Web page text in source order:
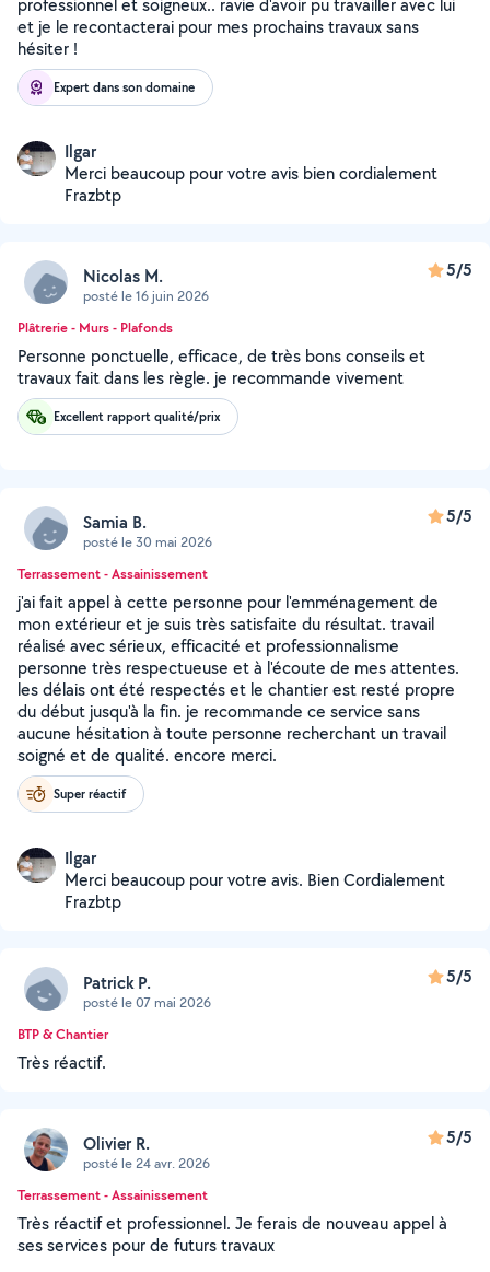
professionnel et soigneux.. ravie d'avoir pu travailler avec lui
et je le recontacterai pour mes prochains travaux sans
hésiter !
Expert dans son domaine
Ilgar
Merci beaucoup pour votre avis bien cordialement
Frazbtp
Nicolas M.
posté le 16 juin 2026
5/5
Plâtrerie - Murs - Plafonds
Personne ponctuelle, efficace, de très bons conseils et
travaux fait dans les règle. je recommande vivement
Excellent rapport qualité/prix
Samia B.
posté le 30 mai 2026
5/5
Terrassement - Assainissement
j'ai fait appel à cette personne pour l'emménagement de
mon extérieur et je suis très satisfaite du résultat. travail
réalisé avec sérieux, efficacité et professionnalisme
personne très respectueuse et à l'écoute de mes attentes.
les délais ont été respectés et le chantier est resté propre
du début jusqu'à la fin. je recommande ce service sans
aucune hésitation à toute personne recherchant un travail
soigné et de qualité. encore merci.
Super réactif
Ilgar
Merci beaucoup pour votre avis. Bien Cordialement
Frazbtp
Patrick P.
posté le 07 mai 2026
5/5
BTP & Chantier
Très réactif.
Olivier R.
posté le 24 avr. 2026
5/5
Terrassement - Assainissement
Très réactif et professionnel. Je ferais de nouveau appel à
ses services pour de futurs travaux